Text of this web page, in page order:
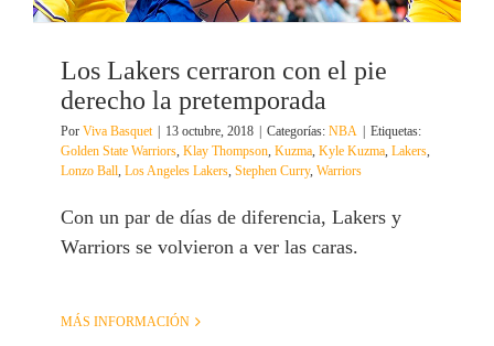
Los Lakers cerraron con el pie
derecho la pretemporada
Por Viva Basquet 13 octubre, 2018 Categorías: NBA
Etiquetas:
Golden State Warriors, Klay Thompson, Kuzma, Kyle Kuzma, Lakers,
Lonzo Ball, Los Angeles Lakers, Stephen Curry, Warriors
Con un par de días de diferencia, Lakers y
Warriors se volvieron a ver las caras.
MÁS INFORMACIÓN